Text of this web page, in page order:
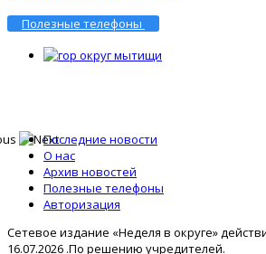
Полезные телефоны
Последние новости
О нас
Архив новостей
Полезные телефоны
Авторизация
Сетевое издание «Неделя в округе»
16.07.2026 .По решению учредителей.